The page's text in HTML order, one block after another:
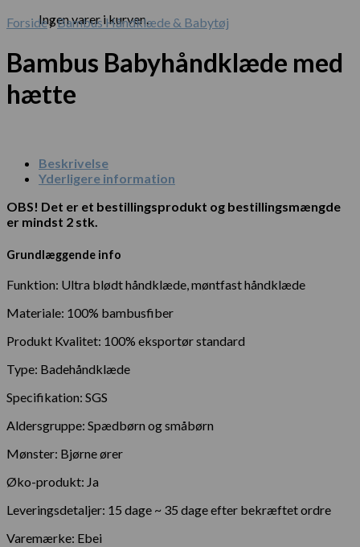
Ingen varer i kurven.
Forside/Bambus Håndklæde & Babytøj
Bambus Babyhåndklæde med
hætte
Beskrivelse
Yderligere information
OBS! Det er et bestillingsprodukt og bestillingsmængde
er mindst 2 stk.
Grundlæggende info
Funktion: Ultra blødt håndklæde, møntfast håndklæde
Materiale: 100% bambusfiber
Produkt Kvalitet: 100% eksportør standard
Type: Badehåndklæde
Specifikation: SGS
Aldersgruppe: Spædbørn og småbørn
Mønster: Bjørne ører
Øko-produkt: Ja
Leveringsdetaljer: 15 dage ~ 35 dage efter bekræftet ordre
Varemærke: Ebei